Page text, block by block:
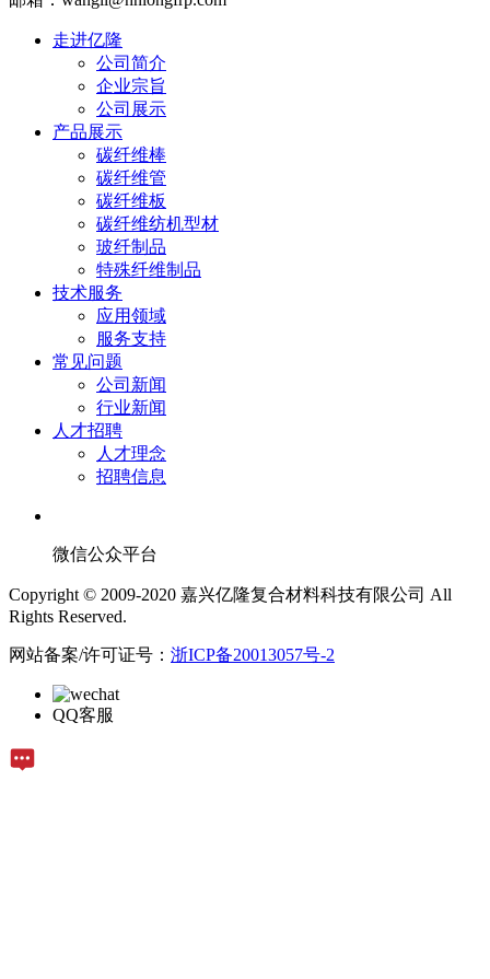
走进亿隆
公司简介
企业宗旨
公司展示
产品展示
碳纤维棒
碳纤维管
碳纤维板
碳纤维纺机型材
玻纤制品
特殊纤维制品
技术服务
应用领域
服务支持
常见问题
公司新闻
行业新闻
人才招聘
人才理念
招聘信息
微信公众平台
Copyright © 2009-2020 嘉兴亿隆复合材料科技有限公司 All
Rights Reserved.
网站备案/许可证号： 浙ICP备20013057号-2
QQ客服